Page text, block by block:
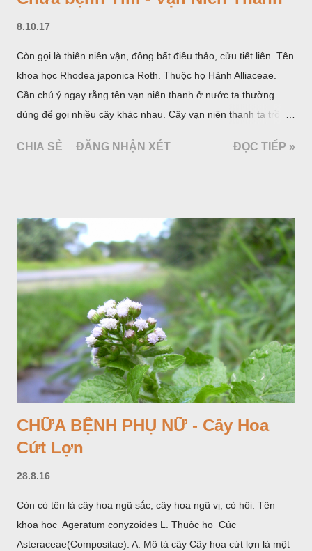
8.10.17
Còn gọi là thiên niên vận, đông bất điêu thảo, cửu tiết liên. Tên
khoa học Rhodea japonica Roth. Thuộc họ Hành Alliaceae.
Cần chú ý ngay rằng tên vạn niên thanh ở nước ta thường
dùng để gọi nhiều cây khác nhau. Cây vạn niên thanh ta trồng
Araceae. Còn cây vạn niên thanh giới thiệu ở đây thuộc họ
CHIA SẺ ĐĂNG NHẬN XÉT ĐỌC TIẾP »
CHỮA BỆNH PHỤ NỮ - Cây Hoa
Cứt Lợn
28.8.16
Còn có tên là cây hoa ngũ sắc, cây hoa ngũ vị, cỏ hôi. Tên
khoa học Ageratum conyzoides L. Thuộc họ Cúc
Asteraceae(Compositae). A. Mô tả cây Cây hoa cứt lợn là một